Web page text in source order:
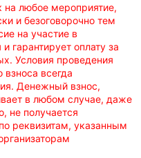
на любое мероприятие,
и безоговорочно тем
на участие в
гарантирует оплату за
Условия проведения
всегда
Денежный взнос,
в любом случае, даже
не получается
реквизитам, указанным